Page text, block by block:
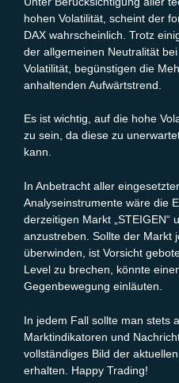
hohen Volatilität, scheint der
DAX wahrscheinlich. Trotz
der allgemeinen Neutralität
Volatilität, begünstigen die
anhaltenden Aufwärtstrend.
Es ist wichtig, auf die hohe
zu sein, da diese zu
kann.
In Anbetracht aller
Analyseinstrumente wäre die
derzeitigen Markt „STEIGEN“
anzustreben. Sollte der Markt
überwinden, ist Vorsicht
Level zu brechen, könnte
Gegenbewegung einläuten.
In jedem Fall sollte man stets
Marktindikatoren und
vollständiges Bild der
erhalten. Happy Trading!